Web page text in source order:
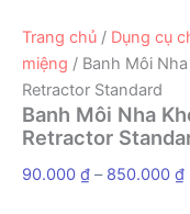
Trang chủ / Dụng cụ
miệng / Banh Môi
Retractor Standard
Banh Môi Nha
Retractor
90.000 ₫ – 850.000 ₫